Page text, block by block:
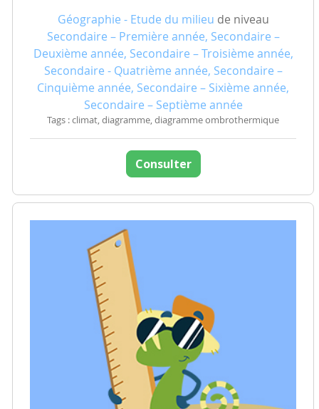
Géographie - Etude du milieu de niveau
Secondaire – Première année, Secondaire –
Deuxième année, Secondaire – Troisième année,
Secondaire - Quatrième année, Secondaire –
Cinquième année, Secondaire – Sixième année,
Secondaire – Septième année
Tags : climat, diagramme, diagramme ombrothermique
Consulter